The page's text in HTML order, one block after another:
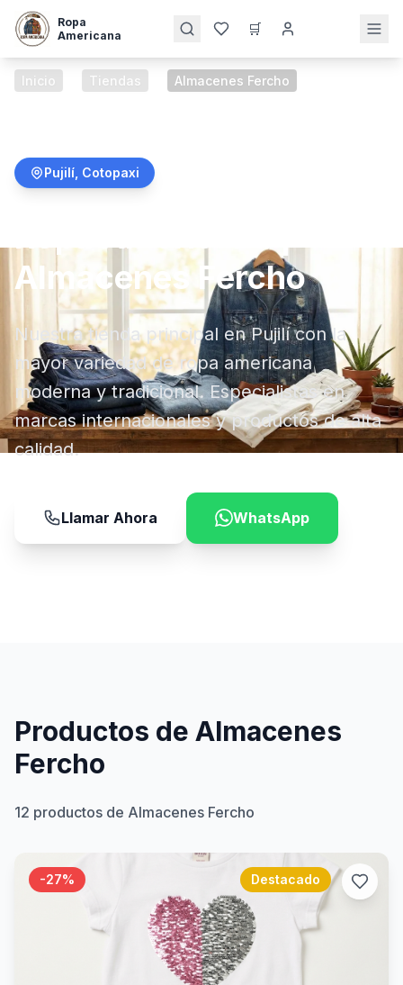
Ropa
Americana
🛒
Inicio Tiendas Almacenes Fercho
Pujilí Cotopaxi
Almacenes Fercho
Nuestra tienda principal en Pujilí con la
mayor variedad de ropa americana
moderna y tradicional. Especialistas en
marcas internacionales y productos de alta
calidad.
Llamar Ahora WhatsApp
Productos de Almacenes
Fercho
12 productos de Almacenes Fercho
-27% Destacado